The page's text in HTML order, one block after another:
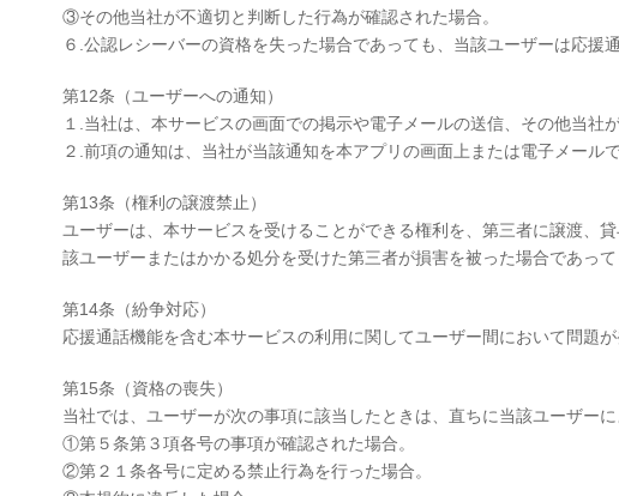
③その他当社が不適切と判断した行為が確認された場合。
６.公認レシーバーの資格を失った場合であっても、当該ユーザーは応援
第12条（ユーザーへの通知）
１.当社は、本サービスの画面での掲示や電子メールの送信、その他当社
２.前項の通知は、当社が当該通知を本アプリの画面上または電子メール
第13条（権利の譲渡禁止）
ユーザーは、本サービスを受けることができる権利を、第三者に譲渡、
該ユーザーまたはかかる処分を受けた第三者が損害を被った場合であっ
第14条（紛争対応）
応援通話機能を含む本サービスの利用に関してユーザー間において問題
第15条（資格の喪失）
当社では、ユーザーが次の事項に該当したときは、直ちに当該ユーザー
①第５条第３項各号の事項が確認された場合。
②第２１条各号に定める禁止行為を行った場合。